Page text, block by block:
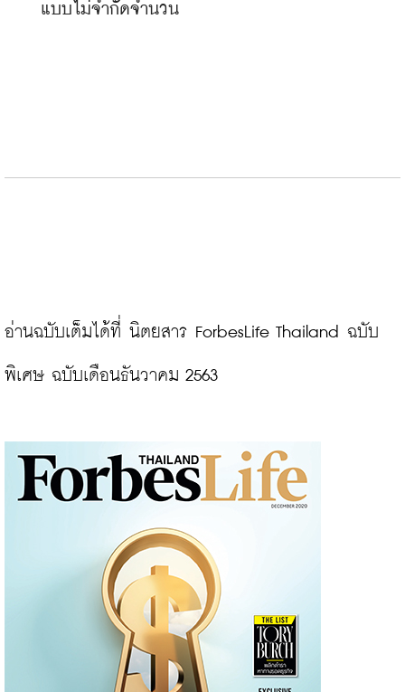
แบบไม่จำกัดจำนวน
อ่านฉบับเต็มได้ที่ นิตยสาร ForbesLife Thailand ฉบับ
พิเศษ ฉบับเดือนธันวาคม 2563